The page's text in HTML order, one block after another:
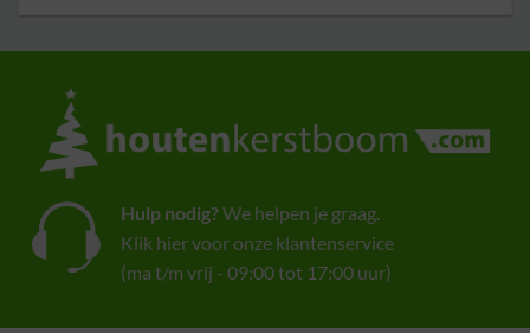
Hulp nodig?We helpen je graag.
Klik hier voor onze klantenservice
(ma t/m vrij - 09:00 tot 17:00 uur)